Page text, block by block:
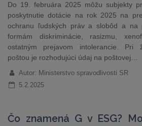
Do 19. februára 2025 môžu subjekty
poskytnutie dotácie na rok 2025 na
ochranu ľudských práv a slobôd a na
formám diskriminácie, rasizmu,
ostatným prejavom intolerancie. Pri
poštou je rozhodujúci údaj na poštovej…
Autor: Ministerstvo spravodlivosti SR
5.2.2025
Čo znamená G v ESG?